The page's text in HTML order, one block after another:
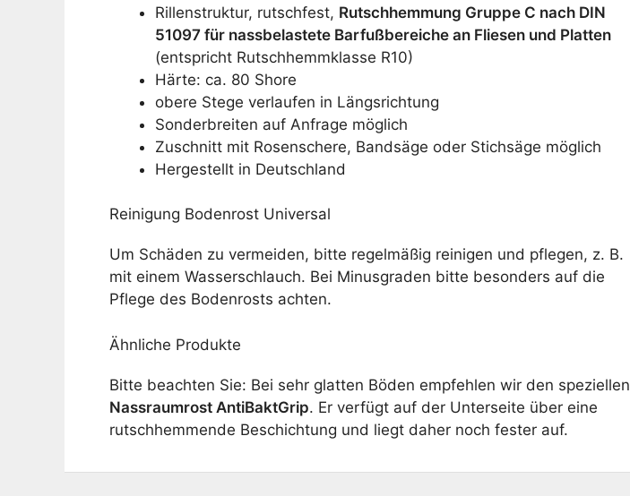
Rillenstruktur, rutschfest, Rutschhemmung Gruppe C nach DIN
51097 für nassbelastete Barfußbereiche an Fliesen und Platten
(entspricht Rutschhemmklasse R10)
Härte: ca. 80 Shore
obere Stege verlaufen in Längsrichtung
Sonderbreiten auf Anfrage möglich
Zuschnitt mit Rosenschere, Bandsäge oder Stichsäge möglich
Hergestellt in Deutschland
Reinigung Bodenrost Universal
Um Schäden zu vermeiden, bitte regelmäßig reinigen und pflegen, z. B.
mit einem Wasserschlauch. Bei Minusgraden bitte besonders auf die
Pflege des Bodenrosts achten.
Ähnliche Produkte
Bitte beachten Sie: Bei sehr glatten Böden empfehlen wir den speziellen
Nassraumrost AntiBaktGrip. Er verfügt auf der Unterseite über eine
rutschhemmende Beschichtung und liegt daher noch fester auf.